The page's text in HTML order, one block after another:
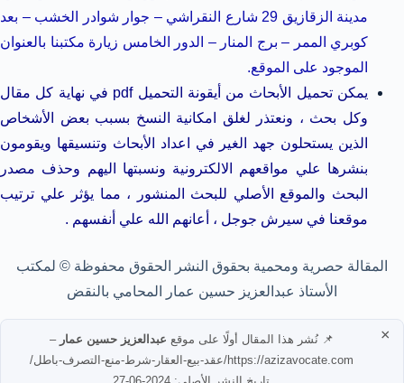
مدينة الزقازيق 29 شارع النقراشي – جوار شوادر الخشب – بعد
كوبري الممر – برج المنار – الدور الخامس زيارة مكتبنا بالعنوان
الموجود على الموقع.
يمكن تحميل الأبحاث من أيقونة التحميل pdf في نهاية كل مقال
وكل بحث ، ونعتذر لغلق امكانية النسخ بسبب بعض الأشخاص
الذين يستحلون جهد الغير في اعداد الأبحاث وتنسيقها ويقومون
بنشرها علي مواقعهم الالكترونية ونسبتها اليهم وحذف مصدر
البحث والموقع الأصلي للبحث المنشور ، مما يؤثر علي ترتيب
موقعنا في سيرش جوجل ، أعانهم الله علي أنفسهم .
المقالة حصرية ومحمية بحقوق النشر الحقوق محفوظة © لمكتب
الأستاذ عبدالعزيز حسين عمار المحامي بالنقض
📌 نُشر هذا المقال أولًا على موقع عبدالعزيز حسين عمار –
https://azizavocate.com/عقد-بيع-العقار-شرط-منع-التصرف-باطل/
×